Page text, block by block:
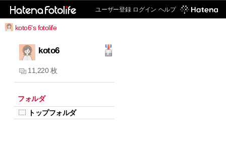
ユーザー登録 ログイン ヘルプ
koto6's fotolife
koto6
11,220 枚
フォルダ
トップフォルダ